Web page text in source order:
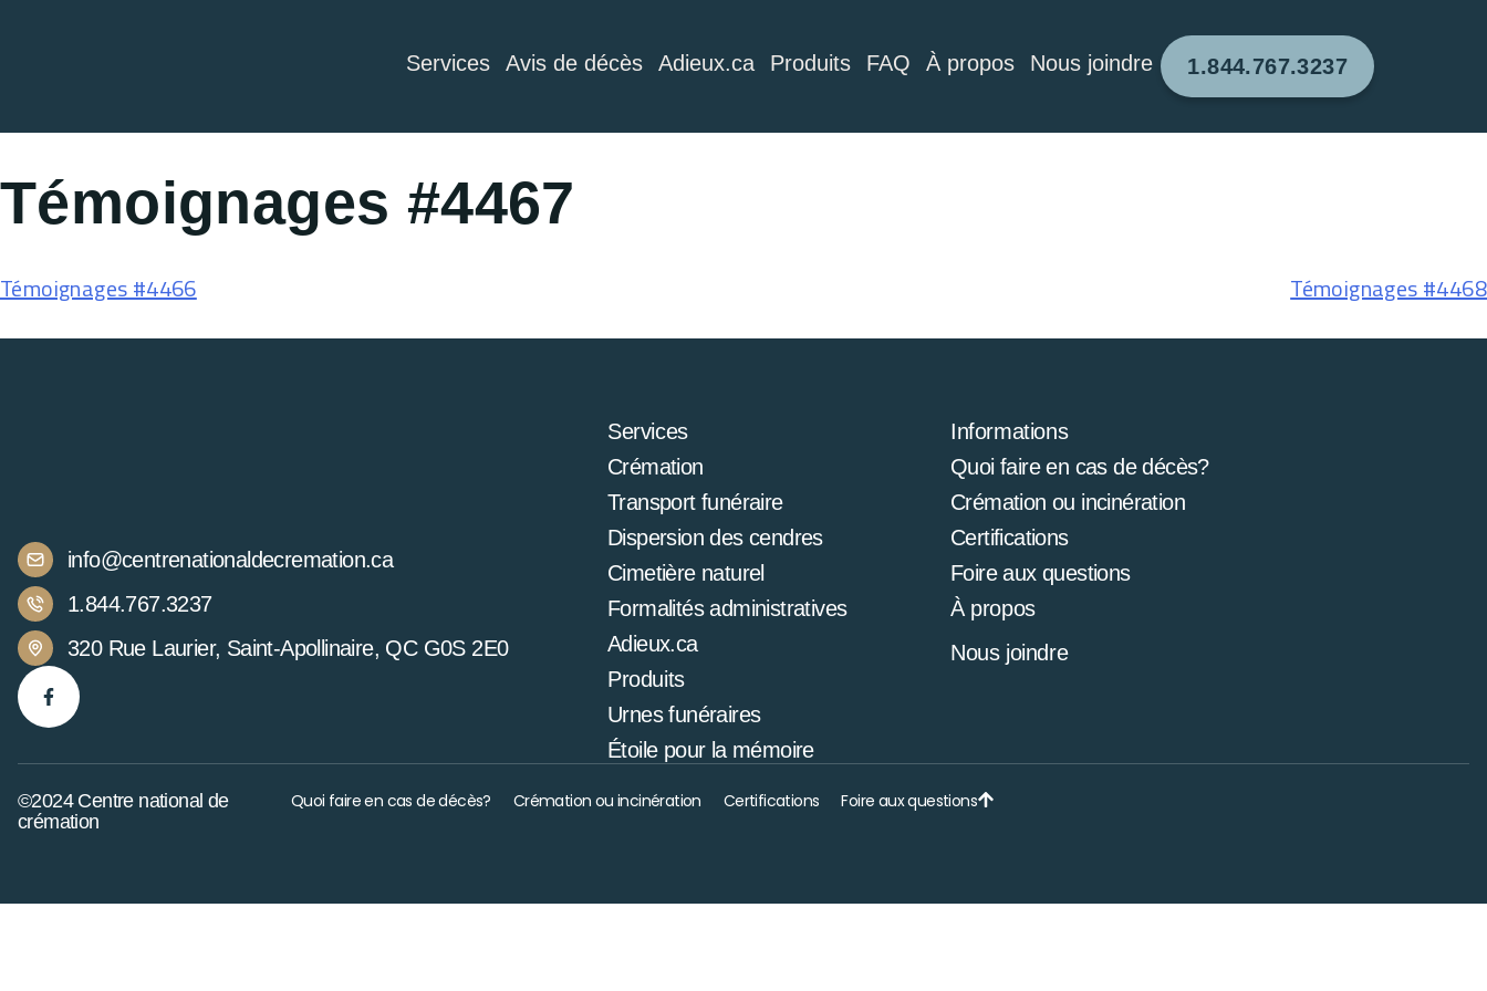
Services Avis de décès Adieux.ca Produits FAQ À propos Nous joindre 1.844.767.3237
Témoignages #4467
Témoignages #4466 Témoignages #4468
info@centrenationaldecremation.ca
1.844.767.3237
320 Rue Laurier, Saint-Apollinaire, QC G0S 2E0
Services
Crémation
Transport funéraire
Dispersion des cendres
Cimetière naturel
Formalités administratives
Adieux.ca
Produits
Urnes funéraires
Étoile pour la mémoire
Informations
Quoi faire en cas de décès?
Crémation ou incinération
Certifications
Foire aux questions
À propos
Nous joindre
©2024 Centre national de
crémation
Quoi faire en cas de décès? Crémation ou incinération Certifications Foire aux questions